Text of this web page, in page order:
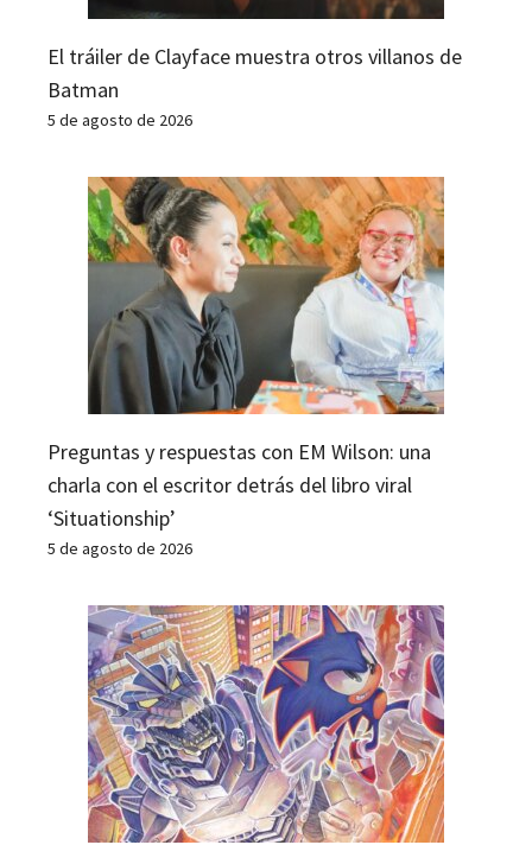
El tráiler de Clayface muestra otros villanos de
Batman
5 de agosto de 2026
Preguntas y respuestas con EM Wilson: una
charla con el escritor detrás del libro viral
‘Situationship’
5 de agosto de 2026